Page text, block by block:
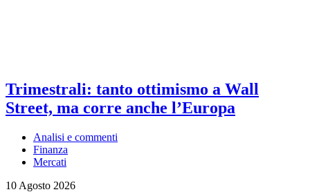
Trimestrali: tanto ottimismo a Wall
Street, ma corre anche l’Europa
Analisi e commenti
Finanza
Mercati
10 Agosto 2026